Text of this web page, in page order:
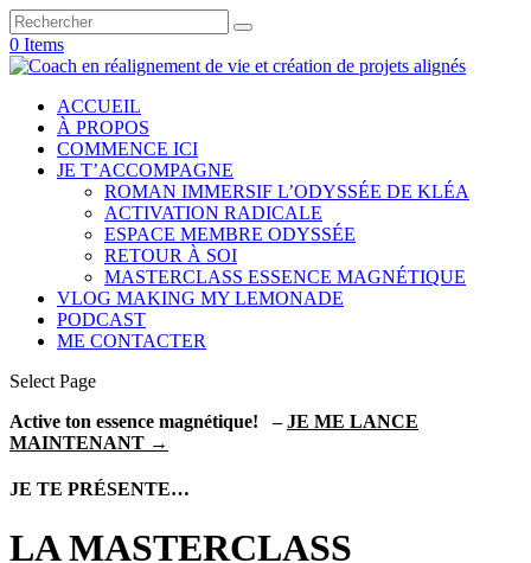
0 Items
ACCUEIL
À PROPOS
COMMENCE ICI
JE T’ACCOMPAGNE
ROMAN IMMERSIF L’ODYSSÉE DE KLÉA
ACTIVATION RADICALE
ESPACE MEMBRE ODYSSÉE
RETOUR À SOI
MASTERCLASS ESSENCE MAGNÉTIQUE
VLOG MAKING MY LEMONADE
PODCAST
ME CONTACTER
Select Page
Active ton essence magnétique! –JE ME LANCE
MAINTENANT →
JE TE PRÉSENTE…
LA MASTERCLASS